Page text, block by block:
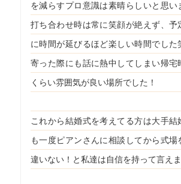
を減らすプロ意識は素晴らしいと思い
打ち合わせ時は常に笑顔が絶えず、予
に時間が延びるほど楽しい時間でした
寄った際にも話に熱中してしまい帰宅
くらい雰囲気が良い場所でした！
これから結婚式を考えてる方は大手結
も一度ピアンさんに相談してから式場
違いない！と私達は自信を持って言えま